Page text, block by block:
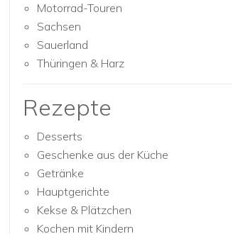
Motorrad-Touren
Sachsen
Sauerland
Thüringen & Harz
Rezepte
Desserts
Geschenke aus der Küche
Getränke
Hauptgerichte
Kekse & Plätzchen
Kochen mit Kindern